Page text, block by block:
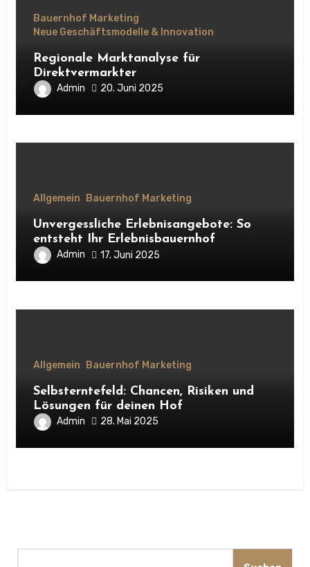
Bauernhof Marketing
Neue Geschäftsmodelle & Innovation
Regionale Marktanalyse für
Direktvermarkter
Admin 20. Juni 2025
Allgemein Bauernhof Marketing
Unvergessliche Erlebnisangebote: So
entsteht Ihr Erlebnisbauernhof
Admin 17. Juni 2025
Allgemein Bauernhof Marketing
Selbsterntefeld: Chancen, Risiken und
Lösungen für deinen Hof
Admin 28. Mai 2025